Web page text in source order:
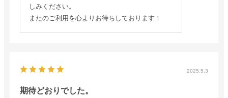
しみください。
またのご利用を心よりお待ちしております！
2025.5.3
期待どおりでした。